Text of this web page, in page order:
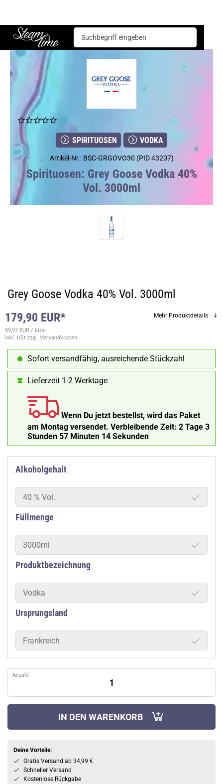
Steam time
Spirituosen Vodka Grey Goose Vodka 40% Vol. 3000ml
SPIRITUOSEN VODKA
Artikel-Nr.: BSC-GRGOVO30 (PID 43207)
Spirituosen: Grey Goose Vodka 40%
Vol. 3000ml
Grey Goose Vodka 40% Vol. 3000ml
179,90 EUR*
59,97 EUR / Liter
inkl. USt zzgl. Versandkosten
Mehr Produktdetails
Sofort versandfähig, ausreichende Stückzahl
Lieferzeit 1-2 Werktage
Wenn Du jetzt bestellst, wird das Paket
am Montag versendet. Verbleibende Zeit: 2 Tage 3
Stunden 57 Minuten 13 Sekunden
Alkoholgehalt
40 % Vol.
Füllmenge
3000ml
Produktbezeichnung
Vodka
Ursprungsland
Frankreich
Anzahl
IN DEN WARENKORB
Deine Vorteile:
Gratis Versand ab 34,99 €
Schneller Versand
Kostenlose Rückgabe